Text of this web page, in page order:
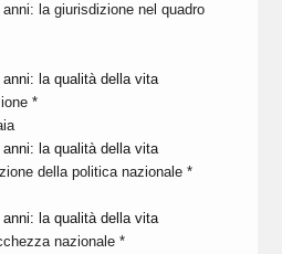
la giurisdizione nel quadro
la qualità della vita
*
la qualità della vita
della politica nazionale *
la qualità della vita
nazionale *